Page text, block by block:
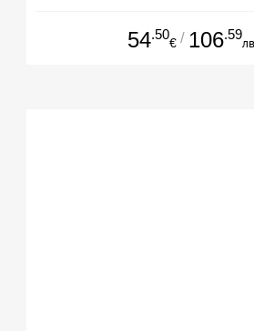
54.50
€ / 106.59
лв.